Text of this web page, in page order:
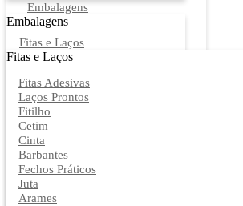
Embalagens
Embalagens
Fitas e Laços
Fitas e Laços
Fitas Adesivas
Laços Prontos
Fitilho
Cetim
Cinta
Barbantes
Fechos Práticos
Juta
Arames